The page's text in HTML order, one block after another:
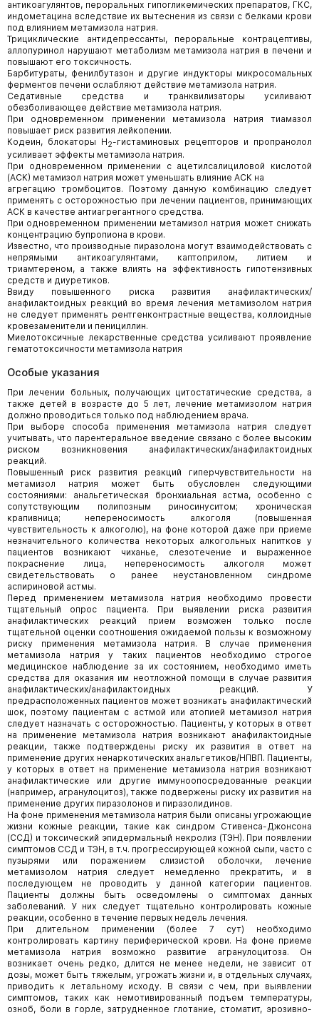
антикоагулянтов, пероральных гипогликемических препаратов, ГКС,
индометацина вследствие их вытеснения из связи с белками крови
под влиянием метамизола натрия.
Трициклические антидепрессанты, пероральные контрацептивы,
аллопуринол нарушают метаболизм метамизола натрия в печени и
повышают его токсичность.
Барбитураты, фенилбутазон и другие индукторы микросомальных
ферментов печени ослабляют действие метамизола натрия.
Седативные средства и транквилизаторы усиливают
обезболивающее действие метамизола натрия.
При одновременном применении метамизола натрия тиамазол
повышает риск развития лейкопении.
Кодеин, блокаторы Н2-гистаминовых рецепторов и пропранолол
усиливает эффекты метамизола натрия.
При одновременном применении с ацетилсалициловой кислотой
(АСК) метамизол натрия может уменьшать влияние АСК на
агрегацию тромбоцитов. Поэтому данную комбинацию следует
применять с осторожностью при лечении пациентов, принимающих
АСК в качестве антиагрегантного средства.
При одновременном применении метамизол натрия может снижать
концентрацию бупропиона в крови.
Известно, что производные пиразолона могут взаимодействовать с
непрямыми антикоагулянтами, каптоприлом, литием и
триамтереном, а также влиять на эффективность гипотензивных
средств и диуретиков.
Ввиду повышенного риска развития анафилактических/
анафилактоидных реакций во время лечения метамизолом натрия
не следует применять рентгенконтрастные вещества, коллоидные
кровезаменители и пенициллин.
Миелотоксичные лекарственные средства усиливают проявление
гематотоксичности метамизола натрия
Особые указания
При лечении больных, получающих цитостатические средства, а
также детей в возрасте до 5 лет, лечение метамизолом натрия
должно проводиться только под наблюдением врача.
При выборе способа применения метамизола натрия следует
учитывать, что парентеральное введение связано с более высоким
риском возникновения анафилактических/анафилактоидных
реакций.
Повышенный риск развития реакций гиперчувствительности на
метамизол натрия может быть обусловлен следующими
состояниями: анальгетическая бронхиальная астма, особенно с
сопутствующим полипозным риносинуситом; хроническая
крапивница; непереносимость алкоголя (повышенная
чувствительность к алкоголю), на фоне которой даже при приеме
незначительного количества некоторых алкогольных напитков у
пациентов возникают чиханье, слезотечение и выраженное
покраснение лица, непереносимость алкоголя может
свидетельствовать о ранее неустановленном синдроме
аспириновой астмы.
Перед применением метамизола натрия необходимо провести
тщательный опрос пациента. При выявлении риска развития
анафилактических реакций прием возможен только после
тщательной оценки соотношения ожидаемой пользы к возможному
риску применения метамизола натрия. В случае применения
метамизола натрия у таких пациентов необходимо строгое
медицинское наблюдение за их состоянием, необходимо иметь
средства для оказания им неотложной помощи в случае развития
анафилактических/анафилактоидных реакций. У
предрасположенных пациентов может возникать анафилактический
шок, поэтому пациентам с астмой или атопией метамизол натрия
следует назначать с осторожностью. Пациенты, у которых в ответ
на применение метамизола натрия возникают анафилактоидные
реакции, также подтверждены риску их развития в ответ на
применение других ненаркотических анальгетиков/НПВП. Пациенты,
у которых в ответ на применение метамизола натрия возникают
анафилактические или другие иммуноопосредованные реакции
(например, агранулоцитоз), также подвержены риску их развития на
применение других пиразолонов и пиразолидинов.
На фоне применения метамизола натрия были описаны угрожающие
жизни кожные реакции, такие как синдром Стивенса-Джонсона
(ССД) и токсический эпидермальный некролиз (ТЭН). При появлении
симптомов ССД и ТЭН, в т.ч. прогрессирующей кожной сыпи, часто с
пузырями или поражением слизистой оболочки, лечение
метамизолом натрия следует немедленно прекратить, и в
последующем не проводить у данной категории пациентов.
Пациенты должны быть осведомлены о симптомах данных
заболеваний. У них следует тщательно контролировать кожные
реакции, особенно в течение первых недель лечения.
При длительном применении (более 7 сут) необходимо
контролировать картину периферической крови. На фоне приеме
метамизола натрия возможно развитие агранулоцитоза. Он
возникает очень редко, длится не менее недели, не зависит от
дозы, может быть тяжелым, угрожать жизни и, в отдельных случаях,
приводить к летальному исходу. В связи с чем, при выявлении
симптомов, таких как немотивированный подъем температуры,
озноб, боли в горле, затрудненное глотание, стоматит, эрозивно-